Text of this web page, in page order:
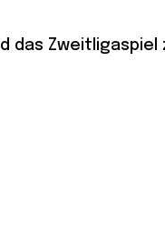
Zweitligaspiel